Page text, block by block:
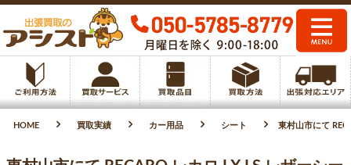
HOME 買取実績 カー用品 シート 東村山市にて